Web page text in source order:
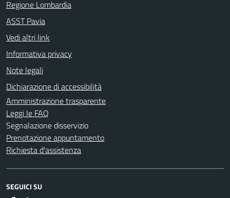
Regione Lombardia
ASST Pavia
Vedi altri link
Informativa privacy
Note legali
Dichiarazione di accessibilità
Amministrazione trasparente
Leggi le FAQ
Segnalazione disservizio
Prenotazione appuntamento
Richiesta d'assistenza
SEGUICI SU